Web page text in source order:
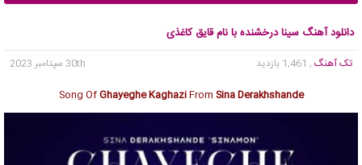
دانلود آهنگ سینا درخشنده با نام قایق کاغذی
تک آهنگ , 1,461 بازدید
30th سپتامبر 2023
Song OfGhayeghe KaghaziFrom Sina Derakhshande